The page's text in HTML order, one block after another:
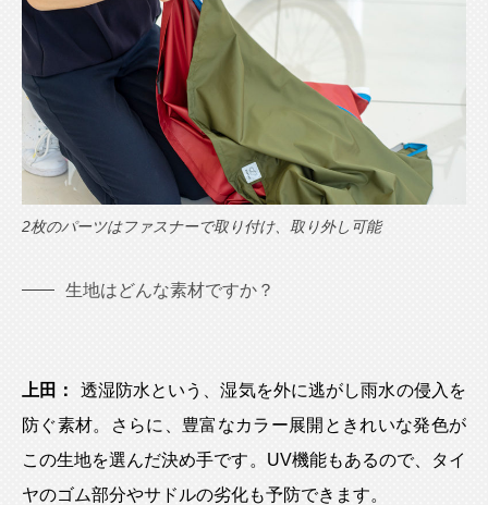
2枚のパーツはファスナーで取り付け、取り外し可能
生地はどんな素材ですか？
上田：
透湿防水という、湿気を外に逃がし雨水の侵入を
防ぐ素材。さらに、豊富なカラー展開ときれいな発色が
この生地を選んだ決め手です。UV機能もあるので、タイ
ヤのゴム部分やサドルの劣化も予防できます。